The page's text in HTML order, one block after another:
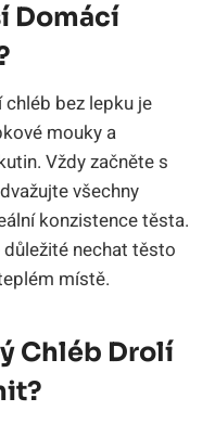
Domácí
bez lepku je
mouky a
Vždy začněte s
všechny
konzistence těsta.
nechat těsto
místě.
Chléb Drolí